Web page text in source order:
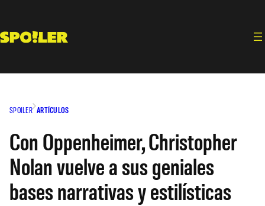
contenido
SPOILER ARTÍCULOS
Con Oppenheimer, Christopher
Nolan vuelve a sus geniales
bases narrativas y estilísticas